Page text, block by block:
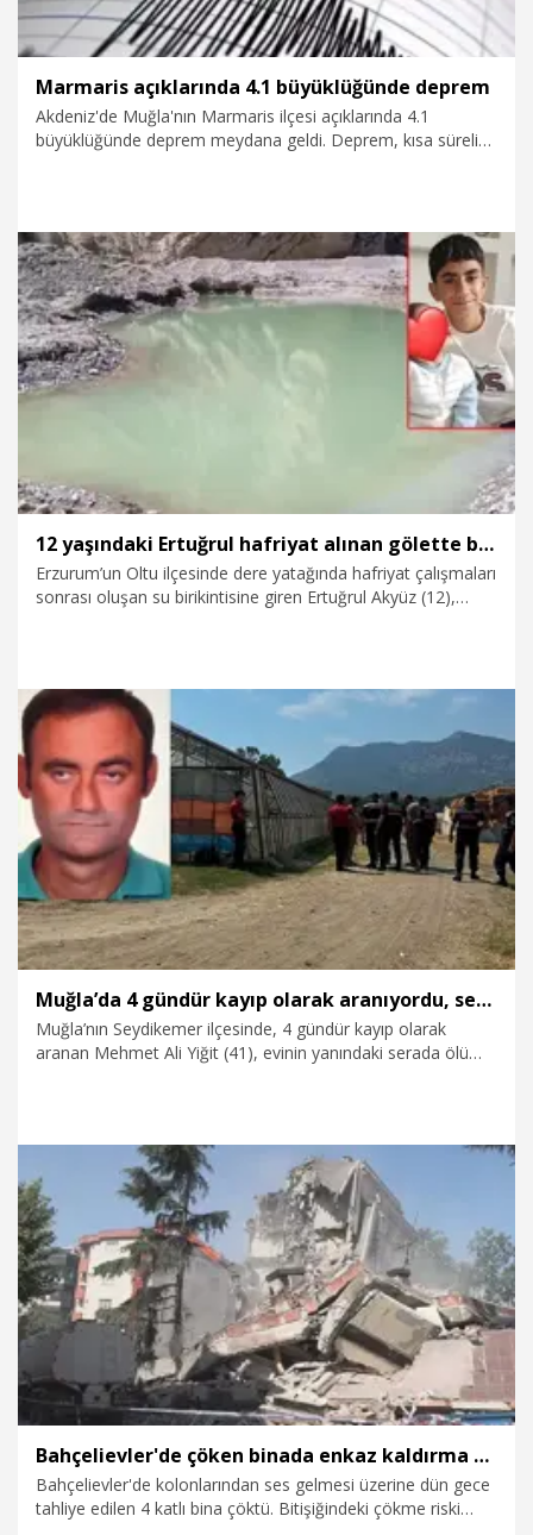
Marmaris açıklarında 4.1 büyüklüğünde deprem
Akdeniz'de Muğla'nın Marmaris ilçesi açıklarında 4.1
büyüklüğünde deprem meydana geldi. Deprem, kısa süreli
7.08.2026 Gündem
12 yaşındaki Ertuğrul hafriyat alınan gölette boğuldu
Erzurum’un Oltu ilçesinde dere yatağında hafriyat çalışmaları
sonrası oluşan su birikintisine giren Ertuğrul Akyüz (12),
6.08.2026 Gündem
Muğla’da 4 gündür kayıp olarak aranıyordu, serada ölü bulundu
Muğla’nın Seydikemer ilçesinde, 4 gündür kayıp olarak
aranan Mehmet Ali Yiğit (41), evinin yanındaki serada ölü
6.08.2026 Gündem
Bahçelievler'de çöken binada enkaz kaldırma çalışmaları sürüyor
Bahçelievler'de kolonlarından ses gelmesi üzerine dün gece
tahliye edilen 4 katlı bina çöktü. Bitişiğindeki çökme riski